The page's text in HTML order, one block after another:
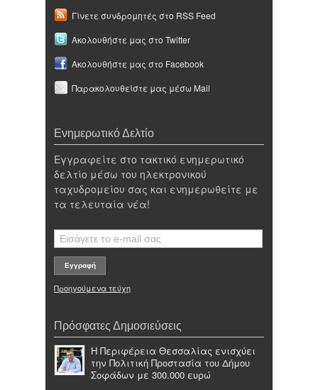
Γίνετε συνδρομητές στο RSS Feed
Ακολουθήστε μας στο Twitter
Ακολουθήστε μας στο Facebook
Παρακολουθείστε μας μέσω Mail
Ενημερωτικό Δελτίο
Εγγραφείτε στο τακτικό ενημερωτικό
δελτίο μέσω του ηλεκτρονικού
ταχυδρομείου σας και ενημερωθείτε με
τα τελευταία νέα!
Προηγούμενα τεύχη
Πρόσφατες Δημοσιεύσεις
Η Περιφέρεια Θεσσαλίας ενισχύει
την Πολιτική Προστασία του Δήμου
Σοφάδων με 300.000 ευρώ